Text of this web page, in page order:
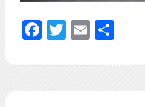
Facebook
Twitter
Email
共